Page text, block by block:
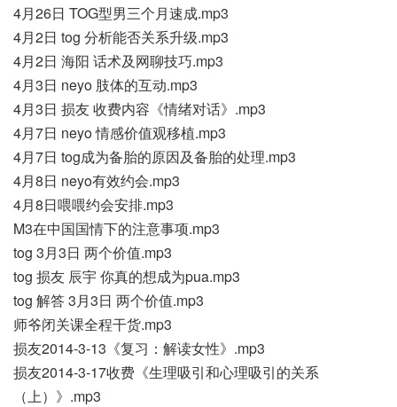
4月26日 TOG型男三个月速成.mp3
4月2日 tog 分析能否关系升级.mp3
4月2日 海阳 话术及网聊技巧.mp3
4月3日 neyo 肢体的互动.mp3
4月3日 损友 收费内容《情绪对话》.mp3
4月7日 neyo 情感价值观移植.mp3
4月7日 tog成为备胎的原因及备胎的处理.mp3
4月8日 neyo有效约会.mp3
4月8日喂喂约会安排.mp3
M3在中国国情下的注意事项.mp3
tog 3月3日 两个价值.mp3
tog 损友 辰宇 你真的想成为pua.mp3
tog 解答 3月3日 两个价值.mp3
师爷闭关课全程干货.mp3
损友2014-3-13《复习：解读女性》.mp3
损友2014-3-17收费《生理吸引和心理吸引的关系
（上）》.mp3